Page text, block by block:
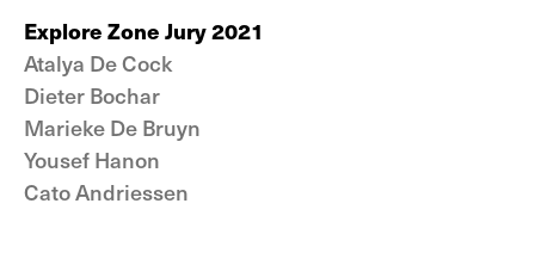
Explore Zone Jury 2021
Atalya De Cock
Dieter Bochar
Marieke De Bruyn
Yousef Hanon
Cato Andriessen